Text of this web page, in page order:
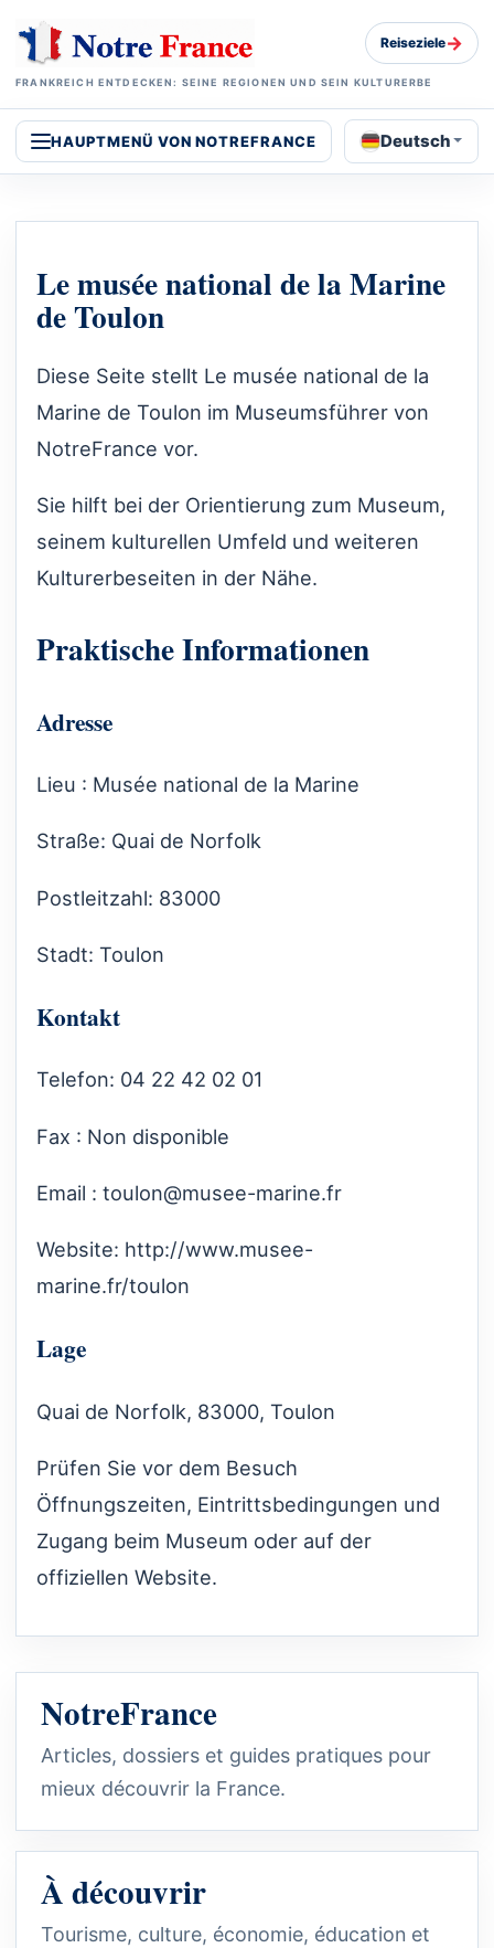
FRANKREICH ENTDECKEN: SEINE REGIONEN UND SEIN KULTURERBE
Reiseziele→
HAUPTMENÜ VON NOTREFRANCE Deutsch
Le musée national de la Marine
de Toulon
Diese Seite stellt Le musée national de la
Marine de Toulon im Museumsführer von
NotreFrance vor.
Sie hilft bei der Orientierung zum Museum,
seinem kulturellen Umfeld und weiteren
Kulturerbeseiten in der Nähe.
Praktische Informationen
Adresse
Lieu : Musée national de la Marine
Straße: Quai de Norfolk
Postleitzahl: 83000
Stadt: Toulon
Kontakt
Telefon: 04 22 42 02 01
Fax : Non disponible
Email : toulon@musee-marine.fr
Website: http://www.musee-
marine.fr/toulon
Lage
Quai de Norfolk, 83000, Toulon
Prüfen Sie vor dem Besuch
Öffnungszeiten, Eintrittsbedingungen und
Zugang beim Museum oder auf der
offiziellen Website.
NotreFrance
Articles, dossiers et guides pratiques pour
mieux découvrir la France.
À découvrir
Tourisme, culture, économie, éducation et